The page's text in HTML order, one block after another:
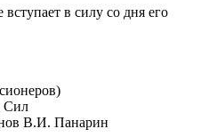
в силу со дня его
Сил
В.И. Панарин